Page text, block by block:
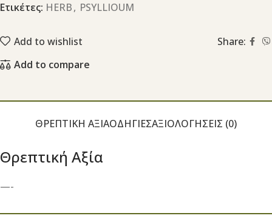
Ετικέτες: HERB, PSYLLIOUM
Add to wishlist
Share:
Add to compare
ΘΡΕΠΤΙΚΉ ΑΞΊΑΟΔΗΓΊΕΣΑΞΙΟΛΟΓΉΣΕΙΣ (0)
Θρεπτική Αξία
—-